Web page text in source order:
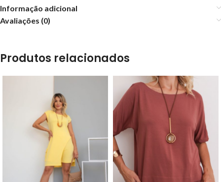
Informação adicional
Avaliações (0)
Produtos relacionados